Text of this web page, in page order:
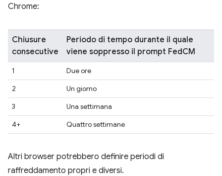
Chrome:
Chiusure
consecutive
Periodo di tempo durante il quale
viene soppresso il prompt FedCM
1
Due ore
2
Un giorno
3
Una settimana
4+
Quattro settimane
Altri browser potrebbero definire periodi di
raffreddamento propri e diversi.